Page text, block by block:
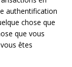
authentification
chose que
que vous
êtes